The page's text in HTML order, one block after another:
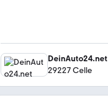
DeinAuto24.net
29227 Celle